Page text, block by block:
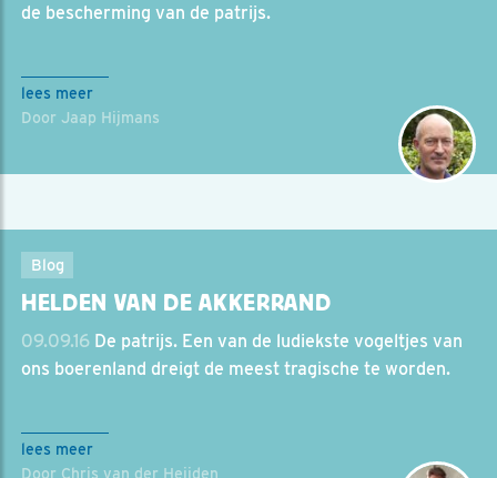
de bescherming van de patrijs.
lees meer
Door Jaap Hijmans
Blog
HELDEN VAN DE AKKERRAND
09.09.16 De patrijs. Een van de ludiekste vogeltjes van
ons boerenland dreigt de meest tragische te worden.
lees meer
Door Chris van der Heijden